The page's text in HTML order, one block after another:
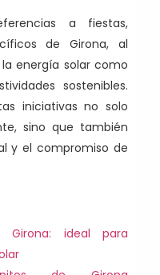
a fiestas,
de Girona, al
energía solar como
sostenibles.
iniciativas no solo
sino que también
y el compromiso de
ideal para